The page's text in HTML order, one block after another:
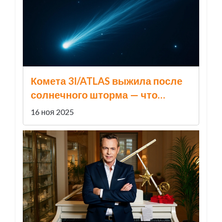
Комета 3I/ATLAS выжила после
солнечного шторма — что
теперь известно о межзвездном
госте
16 ноя 2025